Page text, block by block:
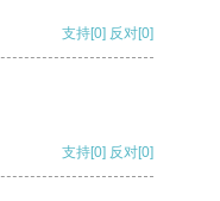
支持[0] 反对[0]
支持[0] 反对[0]